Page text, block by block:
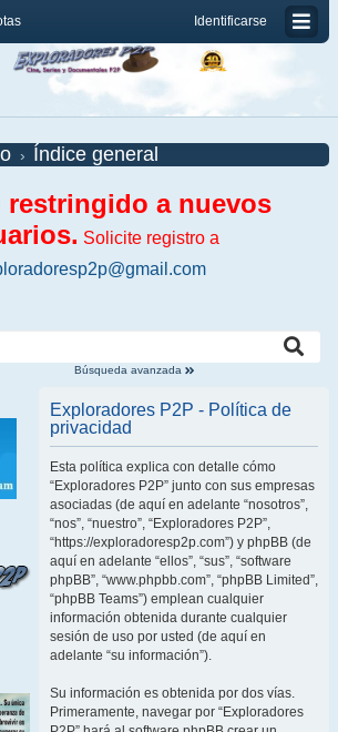
Identificarse
Índice general
restringido a nuevos
Solicite registro a
Búsqueda avanzada
Exploradores P2P - Política de
privacidad
Esta política explica con detalle cómo
“Exploradores P2P” junto con sus empresas
asociadas (de aquí en adelante “nosotros”,
“nos”, “nuestro”, “Exploradores P2P”,
“https://exploradoresp2p.com”) y phpBB (de
aquí en adelante “ellos”, “sus”, “software
phpBB”, “www.phpbb.com”, “phpBB Limited”,
“phpBB Teams”) emplean cualquier
información obtenida durante cualquier
sesión de uso por usted (de aquí en
adelante “su información”).
Su información es obtenida por dos vías.
Primeramente, navegar por “Exploradores